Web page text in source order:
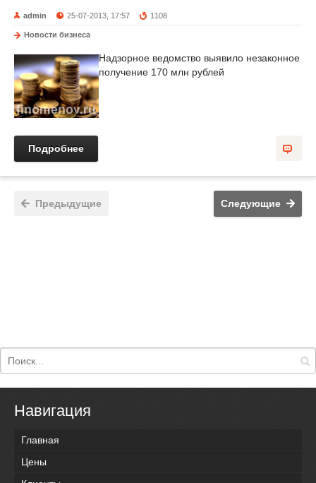
admin 25-07-2013, 17:57 1108
Новости бизнеса
Надзорное ведомство выявило незаконное
получение 170 млн рублей
Подробнее
Предыдущие Следующие
Навигация
Главная
Цены